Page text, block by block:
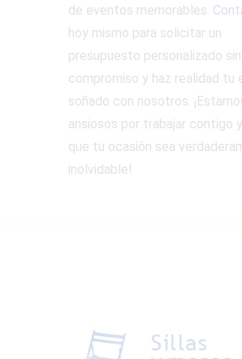
de eventos memorables.
hoy mismo para solicitar un
presupuesto personalizado sin
compromiso y haz realidad tu
soñado con nosotros.
ansiosos por trabajar contigo
que tu ocasión sea
inolvidable!